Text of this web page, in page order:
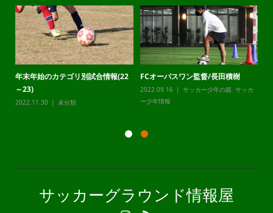
年末年始のカテゴリ別試合情報(22
～23)
2022.11.30 未分類
FCオーパスワン監督/長田積樹
2022.09.16 サッカー少年の親, サッカ
ー少年情報
サッカーグラウンド情報屋